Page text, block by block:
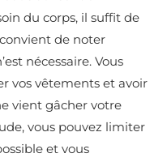
du corps, il suffit de
de noter
nécessaire. Vous
vos vêtements et avoir
vient gâcher votre
vous pouvez limiter
et vous